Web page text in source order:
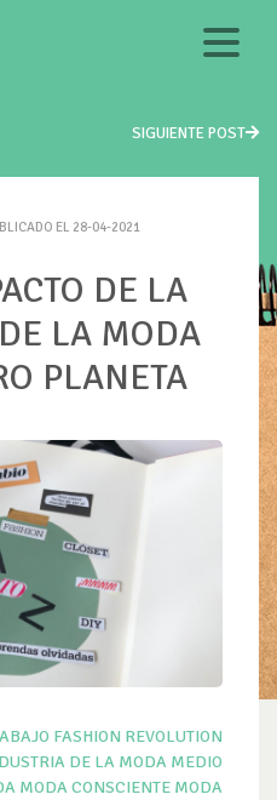
SIGUIENTE POST
EL 28-04-2021
DE LA
LA MODA
PLANETA
FASHION REVOLUTION
DE LA MODA MEDIO
MODA CONSCIENTE MODA